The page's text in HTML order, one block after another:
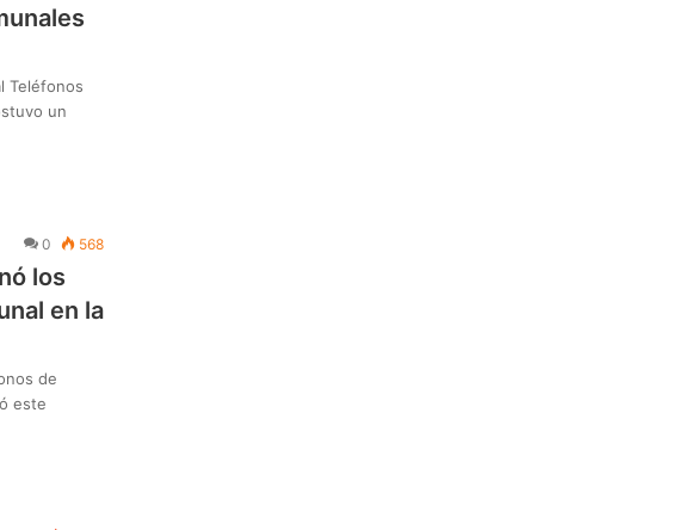
Teléfonos
un
0 568
los
en la
de
este